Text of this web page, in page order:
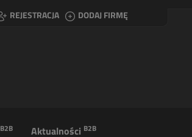
REJESTRACJA DODAJ FIRMĘ
B2B Aktualności B2B